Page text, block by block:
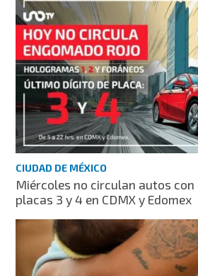
CIUDAD DE MÉXICO
Miércoles no circulan autos
placas 3 y 4 en CDMX y Edomex